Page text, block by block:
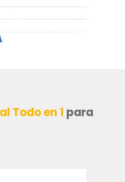
Todo en 1 para